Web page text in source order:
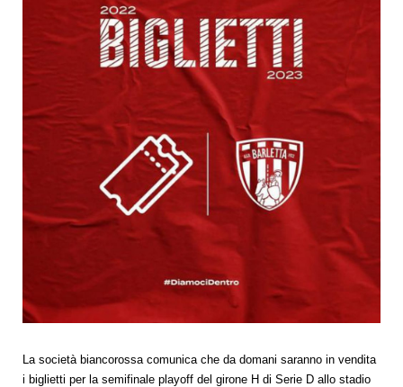
La società biancorossa comunica che da domani saranno in vendita
i biglietti per la semifinale playoff del girone H di Serie D allo stadio